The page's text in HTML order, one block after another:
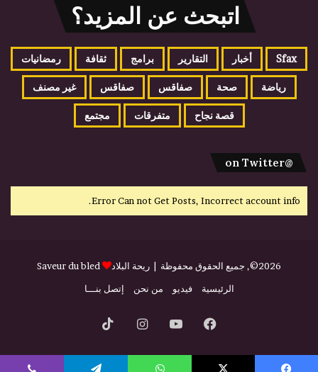
اتبحث عن المزيد؟
Sfax أخبار التقارير برامج ثقافة رمضانيات
رياضة صحة صفاقس صفاقس غير مصنف
قصة نجاح متفرقات مجتمع
@on Twitter
Error Can not Get Posts, Incorrect account info.
2026©, جميع الحقوق محفوظة | ريحة البلاد
Saveur du bled
الرئيسية
فيديو من نحن إتصل بنـــا
فيسبوكيوتيوبانستقرام